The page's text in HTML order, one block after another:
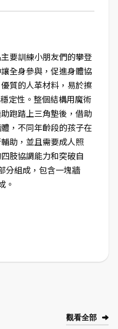
要訓練小朋友們的攀登
全身參與，促進身體協
質的人革材料，易於擦
定性。整個結構用魔術
跑踏上三角墊後，借助
，不同年齡段的孩子在
助，並且需要成人照
肢協調能力和突破自
分組成，包含一塊牆
。
觀看全部